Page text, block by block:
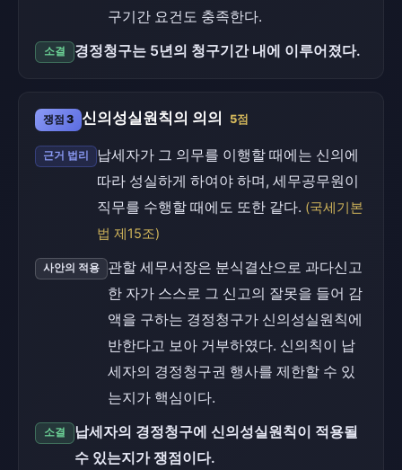
구기간 요건도 충족한다.
소결 경정청구는 5년의 청구기간 내에 이루어졌다.
쟁점 3 신의성실원칙의 의의 5점
근거 법리
납세자가 그 의무를 이행할 때에는 신의에
따라 성실하게 하여야 하며, 세무공무원이
직무를 수행할 때에도 또한 같다. (국세기본
법 제15조)
사안의 적용
관할 세무서장은 분식결산으로 과다신고
한 자가 스스로 그 신고의 잘못을 들어 감
액을 구하는 경정청구가 신의성실원칙에
반한다고 보아 거부하였다. 신의칙이 납
세자의 경정청구권 행사를 제한할 수 있
는지가 핵심이다.
소결
납세자의 경정청구에 신의성실원칙이 적용될
수 있는지가 쟁점이다.